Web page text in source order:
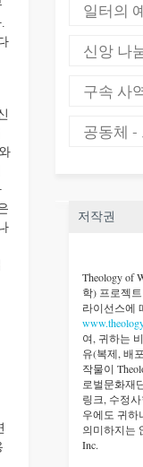
일터의
신앙 나
구속 사
공동체 -
저작권
Theology of
학) 프로젝
라이선스에
여, 귀하는
유(복제, 배
작물이
로벌문화재
링크, 수정
우에도 귀하
의미하지는
Inc.